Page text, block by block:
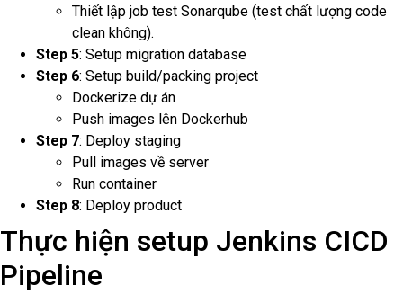
Thiết lập job test Sonarqube (test chất lượng code
clean không).
Step 5: Setup migration database
Step 6: Setup build/packing project
Dockerize dự án
Push images lên Dockerhub
Step 7: Deploy staging
Pull images về server
Run container
Step 8: Deploy product
Thực hiện setup Jenkins CICD
Pipeline